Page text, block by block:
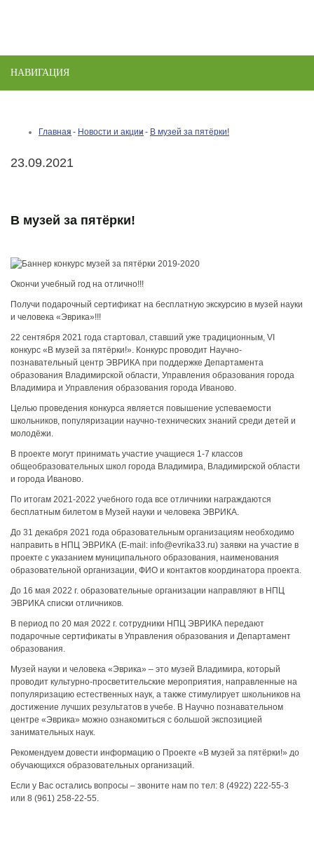
НАВИГАЦИЯ
Главная Новости и акции В музей за пятёрки!
23.09.2021
В музей за пятёрки!
Окончи учебный год на отлично!!!
Получи подарочный сертификат на бесплатную экскурсию в музей науки
и человека «Эврика»!!!
22 сентября 2021 года стартовал, ставший уже традиционным, VI
конкурс «В музей за пятёрки!». Конкурс проводит Научно-
познавательный центр ЭВРИКА при поддержке Департамента
образования Владимирской области, Управления образования города
Владимира и Управления образования города Иваново.
Целью проведения конкурса является повышение успеваемости
школьников, популяризации научно-технических знаний среди детей и
молодёжи.
В проекте могут принимать участие учащиеся 1-7 классов
общеобразовательных школ города Владимира, Владимирской области
и города Иваново.
По итогам 2021-2022 учебного года все отличники награждаются
бесплатным билетом в Музей науки и человека ЭВРИКА.
До 31 декабря 2021 года образовательным организациям необходимо
направить в НПЦ ЭВРИКА (E-mail: info@evrika33.ru) заявки на участие в
проекте с указанием муниципального образования, наименования
образовательной организации, ФИО и контактов координатора проекта.
До 16 мая 2022 г. образовательные организации направляют в НПЦ
ЭВРИКА списки отличников.
В период по 20 мая 2022 г. сотрудники НПЦ ЭВРИКА передают
подарочные сертификаты в Управления образования и Департамент
образования.
Музей науки и человека «Эврика» – это музей Владимира, который
проводит культурно-просветительские мероприятия, направленные на
популяризацию естественных наук, а также стимулирует школьников на
достижение лучших результатов в учебе. В Научно познавательном
центре «Эврика» можно ознакомиться с большой экспозицией
занимательных наук.
Рекомендуем довести информацию о Проекте «В музей за пятёрки!» до
обучающихся образовательных организаций.
Если у Вас остались вопросы – звоните нам по тел: 8 (4922) 222-55-3
или 8 (961) 258-22-55.